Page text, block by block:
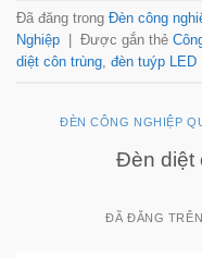
Đã đăng trong Đèn công
Nghiệp
Được gắn thẻ
diệt côn trùng, đèn tuýp LED
ĐÈN CÔNG NGHIỆP
Đèn diệt
ĐÃ ĐĂNG TRÊN